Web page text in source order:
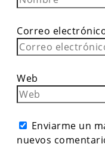
Correo
Web
Enviarme un
nuevos